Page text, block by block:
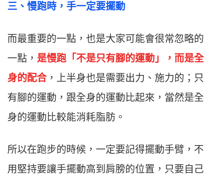
三、慢跑時，手一定要擺動
而最重要的一點，也是大家可能會很常忽略的
一點， 是慢跑「不是只有腳的運動」，而是全
身的配合 ，上半身也是需要出力、施力的；只
有腳的運動，跟全身的運動比起來，當然是全
身的運動比較能消耗脂肪。
所以在跑步的時候，一定要記得擺動手臂，不
用堅持要讓手擺動高到肩膀的位置，只要自己